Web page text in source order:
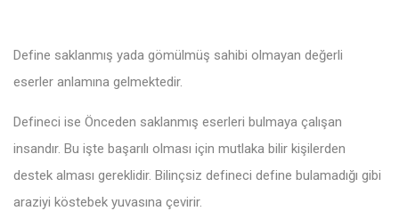
Define saklanmış yada gömülmüş sahibi olmayan değerli
eserler anlamına gelmektedir.
Defineci ise Önceden saklanmış eserleri bulmaya çalışan
insandır. Bu işte başarılı olması için mutlaka bilir kişilerden
destek alması gereklidir. Bilinçsiz defineci define bulamadığı gibi
araziyi köstebek yuvasına çevirir.